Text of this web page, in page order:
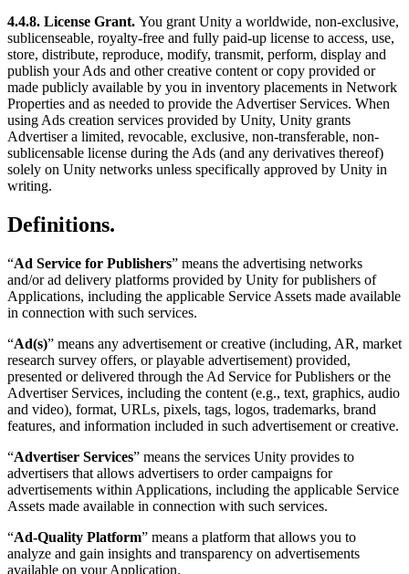
4.4.8. License Grant. You grant Unity a worldwide, non-exclusive,
sublicenseable, royalty-free and fully paid-up license to access, use,
store, distribute, reproduce, modify, transmit, perform, display and
publish your Ads and other creative content or copy provided or
made publicly available by you in inventory placements in Network
Properties and as needed to provide the Advertiser Services. When
using Ads creation services provided by Unity, Unity grants
Advertiser a limited, revocable, exclusive, non-transferable, non-
sublicensable license during the Ads (and any derivatives thereof)
solely on Unity networks unless specifically approved by Unity in
writing.
Definitions.
“Ad Service for Publishers” means the advertising networks
and/or ad delivery platforms provided by Unity for publishers of
Applications, including the applicable Service Assets made available
in connection with such services.
“Ad(s)” means any advertisement or creative (including, AR, market
research survey offers, or playable advertisement) provided,
presented or delivered through the Ad Service for Publishers or the
Advertiser Services, including the content (e.g., text, graphics, audio
and video), format, URLs, pixels, tags, logos, trademarks, brand
features, and information included in such advertisement or creative.
“Advertiser Services” means the services Unity provides to
advertisers that allows advertisers to order campaigns for
advertisements within Applications, including the applicable Service
Assets made available in connection with such services.
“Ad-Quality Platform” means a platform that allows you to
analyze and gain insights and transparency on advertisements
available on your Application.